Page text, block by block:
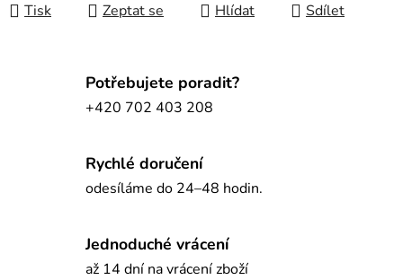
Tisk Zeptat se Hlídat Sdílet
Potřebujete poradit?
+420 702 403 208
Rychlé doručení
odesíláme do 24–48 hodin.
Jednoduché vrácení
až 14 dní na vrácení zboží